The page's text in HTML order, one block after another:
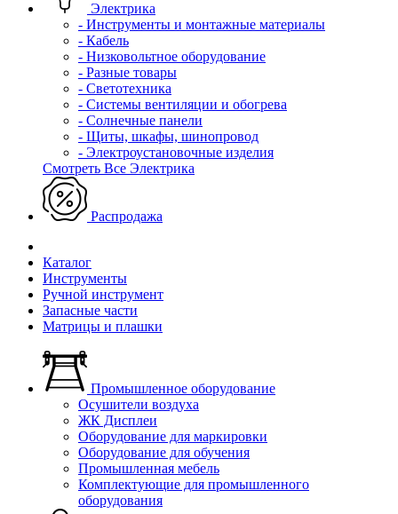
Электрика
- Инструменты и монтажные материалы
- Кабель
- Низковольтное оборудование
- Разные товары
- Светотехника
- Системы вентиляции и обогрева
- Солнечные панели
- Щиты, шкафы, шинопровод
- Электроустановочные изделия
Смотреть Все Электрика
Распродажа
Каталог
Инструменты
Ручной инструмент
Запасные части
Матрицы и плашки
Промышленное оборудование
Осушители воздуха
ЖК Дисплеи
Оборудование для маркировки
Оборудование для обучения
Промышленная мебель
Комплектующие для промышленного
оборудования